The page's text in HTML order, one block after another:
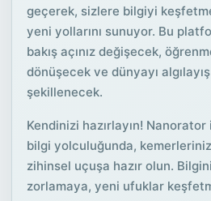
geçerek, sizlere bilgiyi
yeni yollarını sunuyor. Bu
bakış açınız değişecek,
dönüşecek ve dünyayı
şekillenecek.
Kendinizi hazırlayın! Nanorator
bilgi yolculuğunda,
zihinsel uçuşa hazır olun.
zorlamaya, yeni ufuklar